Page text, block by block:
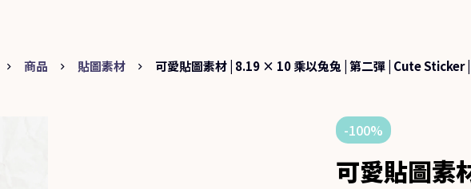
商品 貼圖素材 可愛貼圖素材 | 8.19 × 10 乘以兔兔 | 第二彈 | Cute
-100%
可愛貼圖素